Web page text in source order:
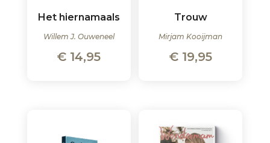
Het hiernamaals
Willem J. Ouweneel
€ 14,95
Trouw
Mirjam Kooijman
€ 19,95